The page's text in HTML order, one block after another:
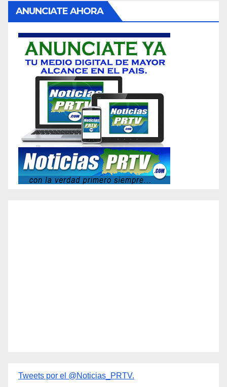
ANUNCIATE AHORA
Tweets por el @Noticias_PRTV.